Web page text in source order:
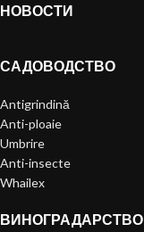
НОВОСТИ
САДОВОДСТВО
Antigrindină
Anti-ploaie
Umbrire
Anti-insecte
Whailex
ВИНОГРАДАРСТВО